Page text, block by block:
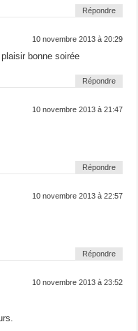
Répondre
10 novembre 2013 à 20:29
bonne soirée
Répondre
10 novembre 2013 à 21:47
Répondre
10 novembre 2013 à 22:57
Répondre
10 novembre 2013 à 23:52